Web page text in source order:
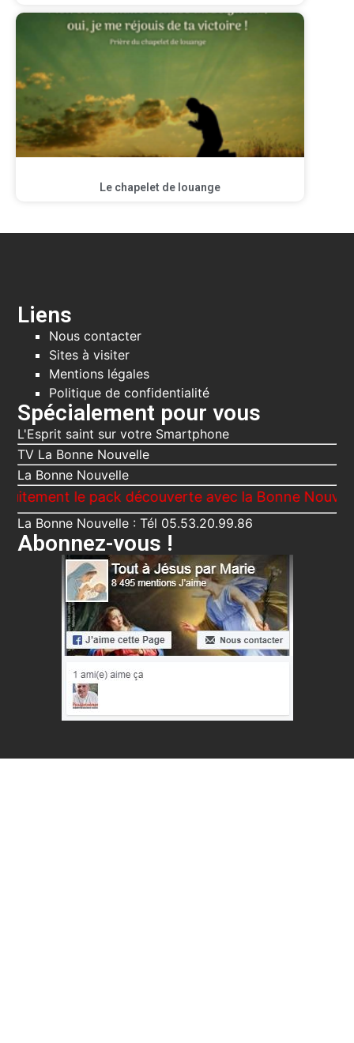
Le chapelet de louange
Liens
Nous contacter
Sites à visiter
Mentions légales
Politique de confidentialité
Spécialement pour vous
L'Esprit saint sur votre Smartphone
TV La Bonne Nouvelle
La Bonne Nouvelle
pack découverte avec la Bonne Nouvelle, Le
La Bonne Nouvelle : Tél 05.53.20.99.86
Abonnez-vous !